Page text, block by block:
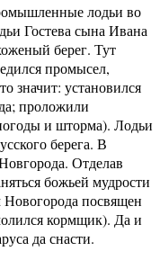
лодьи во
Гостева сына Ивана
берег. Тут
промысел,
значит: установился
проложили
и шторма). Лодьи
берега. В
Отделав
божьей мудрости
посвящен
кормщик). Да и
да снасти.